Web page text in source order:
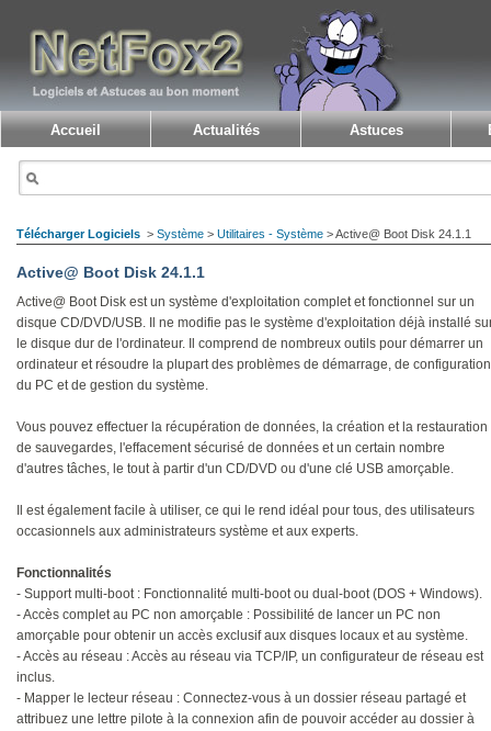
Accueil Actualités Astuces
Télécharger Logiciels >Système >Utilitaires - Système > Active@ Boot Disk 24.1.1
Active@ Boot Disk 24.1.1
Active@ Boot Disk est un système d'exploitation complet et fonctionnel sur un
disque CD/DVD/USB. Il ne modifie pas le système d'exploitation déjà installé
le disque dur de l'ordinateur. Il comprend de nombreux outils pour démarrer un
ordinateur et résoudre la plupart des problèmes de démarrage, de configuration
du PC et de gestion du système.
Vous pouvez effectuer la récupération de données, la création et la restauration
de sauvegardes, l'effacement sécurisé de données et un certain nombre
d'autres tâches, le tout à partir d'un CD/DVD ou d'une clé USB amorçable.
Il est également facile à utiliser, ce qui le rend idéal pour tous, des utilisateurs
occasionnels aux administrateurs système et aux experts.
Fonctionnalités
- Support multi-boot : Fonctionnalité multi-boot ou dual-boot (DOS + Windows).
- Accès complet au PC non amorçable : Possibilité de lancer un PC non
amorçable pour obtenir un accès exclusif aux disques locaux et au système.
- Accès au réseau : Accès au réseau via TCP/IP, un configurateur de réseau est
inclus.
- Mapper le lecteur réseau : Connectez-vous à un dossier réseau partagé et
attribuez une lettre pilote à la connexion afin de pouvoir accéder au dossier à